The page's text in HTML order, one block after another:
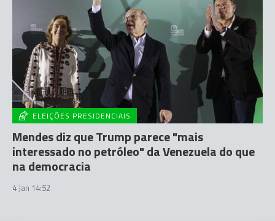
ELEIÇÕES PRESIDENCIAIS
Mendes diz que Trump parece "mais
interessado no petróleo" da Venezuela do que
na democracia
4 Jan 14:52